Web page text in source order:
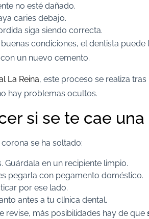
no esté dañado.
caries debajo.
siga siendo correcta.
condiciones, el dentista
con un nuevo cemento.
La Reina, este proceso se realiza
hay problemas ocultos.
si se te cae
se ha soltado:
Guárdala en un recipiente limpio.
pegarla con pegamento doméstico.
por ese lado.
antes a tu clínica dental.
revise, más posibilidades hay de que